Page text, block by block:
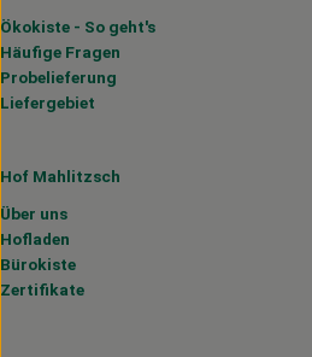
Ökokiste - So geht's
Häufige Fragen
Probelieferung
Liefergebiet
Hof Mahlitzsch
Über uns
Hofladen
Bürokiste
Zertifikate